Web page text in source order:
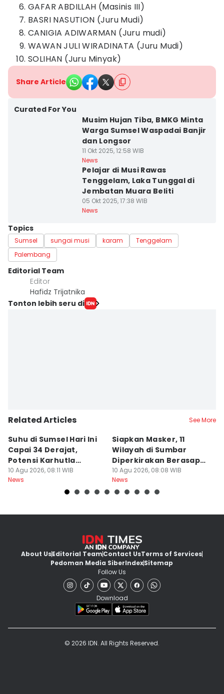
GAFAR ABDILLAH (Masinis III)
BASRI NASUTION (Juru Mudi)
CANIGIA ADIWARMAN (Juru mudi)
WAWAN JULI WIRADINATA (Juru Mudi)
SOLIHAN (Juru Minyak)
Share Article
Curated For You
Musim Hujan Tiba, BMKG Minta
Warga Sumsel Waspadai Banjir
dan Longsor
11 Okt 2025, 12:58 WIB
News
Pelajar di Musi Rawas
Tenggelam, Laka Tunggal di
Jembatan Muara Beliti
05 Okt 2025, 17:38 WIB
News
Topics
Sumsel sungai musi karam
Tenggelam
Palembang
Editorial Team
Editor
Hafidz Trijatnika
Tonton lebih seru di
Related Articles See More
Suhu di Sumsel Hari Ini
Capai 34 Derajat,
Potensi Karhutla
Meningkat
10 Agu 2026, 08:11 WIB
News
Siapkan Masker, 11
Wilayah di Sumbar
Diperkirakan Berasap
dan Berkabut
10 Agu 2026, 08:08 WIB
News
About UsEditorial TeamContact UsTerms of Services
Pedoman Media SiberIndexSitemap
Follow Us
Download
© 2026 IDN. All Rights Reserved.